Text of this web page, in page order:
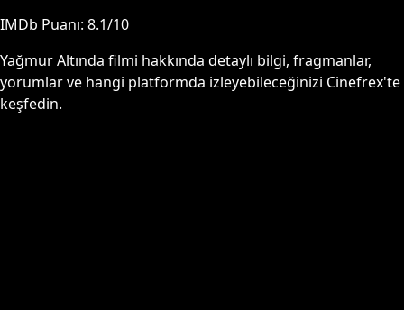
IMDb Puanı: 8.1/10
Yağmur Altında filmi hakkında detaylı bilgi, fragmanlar,
yorumlar ve hangi platformda izleyebileceğinizi Cinefrex'te
keşfedin.